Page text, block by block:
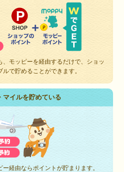
モッピーを経由するだけで、ショッ
で貯めることができます。
マイルを貯めている
経由ならポイントが貯まります。